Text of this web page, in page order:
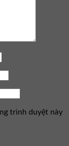
trình duyệt này